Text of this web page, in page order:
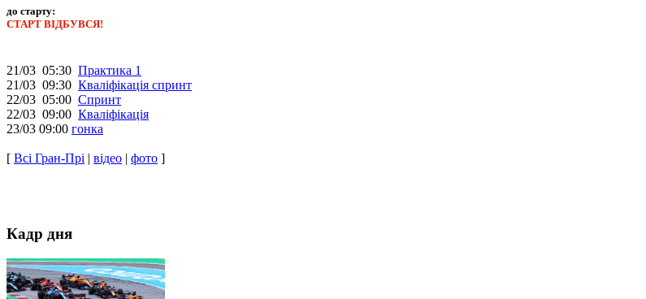
до старту:
СТАРТ ВІДБУВСЯ!
21/03 05:30 Практика 1
21/03 09:30 Кваліфікація спринт
22/03 05:00 Спринт
22/03 09:00 Кваліфікація
23/03 09:00 гонка
[ Всі Гран-Прі | відео | фото ]
Кадр дня